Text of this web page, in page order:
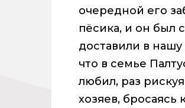
очередной его
пёсика, и он был
доставили в
что в семье
любил, раз
хозяев,